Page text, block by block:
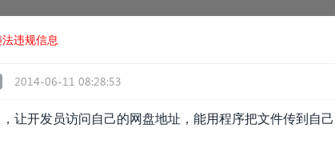
违规信息
2014-06-11 08:28:53
让开发员访问自己的网盘地址，能用程序把文件传到自